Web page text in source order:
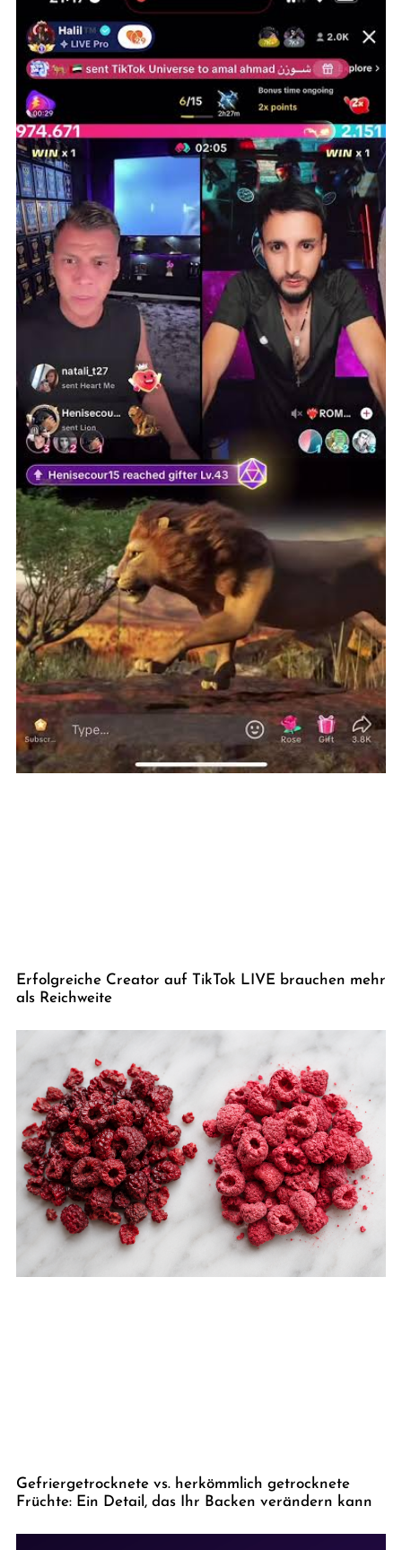
Erfolgreiche Creator auf TikTok LIVE brauchen mehr
als Reichweite
Gefriergetrocknete vs. herkömmlich getrocknete
Früchte: Ein Detail, das Ihr Backen verändern kann